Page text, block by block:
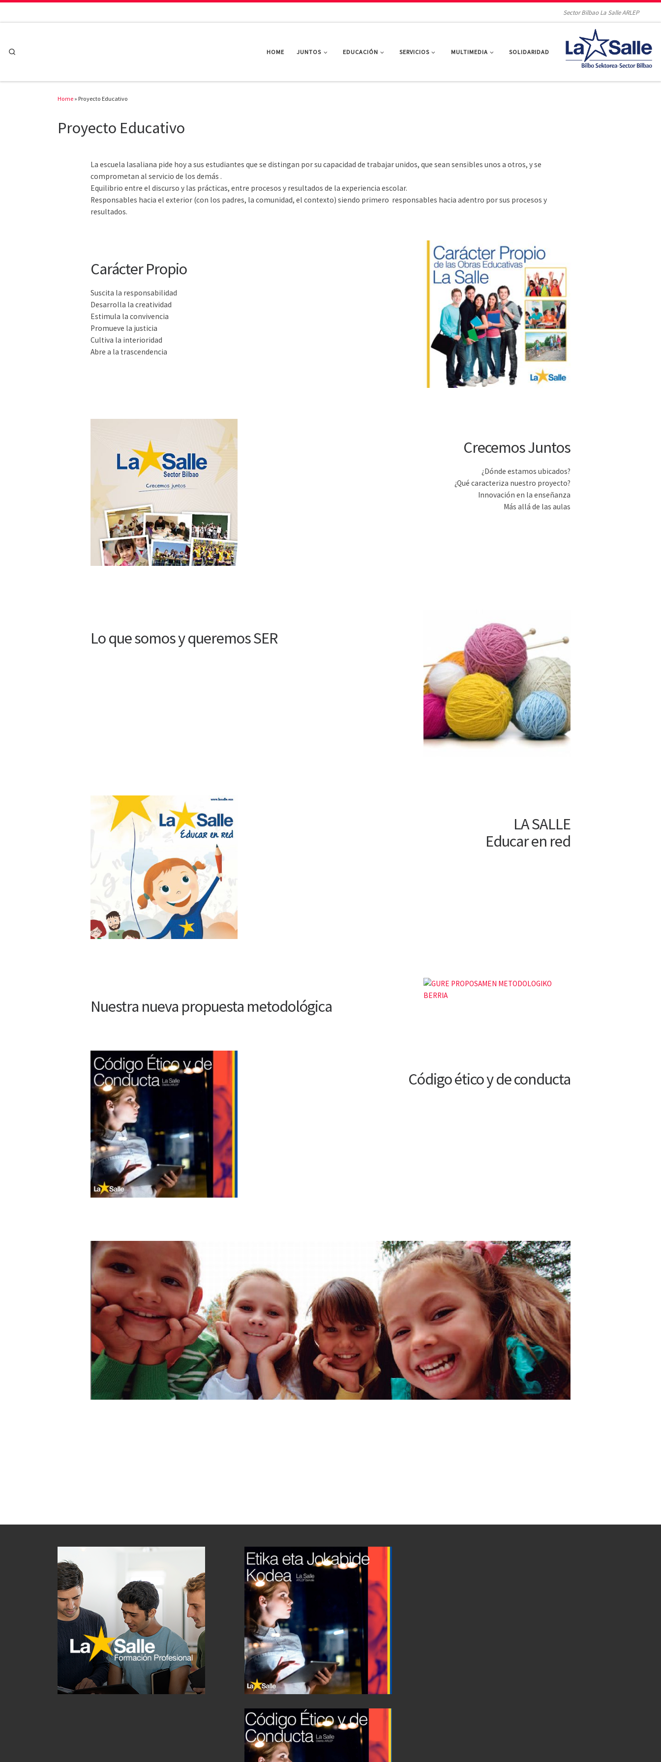
Sector Bilbao La Salle ARLEP
HOME JUNTOS EDUCACIÓN SERVICIOS MULTIMEDIA SOLIDARIDAD
Home » Proyecto Educativo
Proyecto Educativo
La escuela lasaliana pide hoy a sus estudiantes que se distingan por su capacidad de trabajar unidos, que sean sensibles unos a otros, y se
comprometan al servicio de los demás .
Equilibrio entre el discurso y las prácticas, entre procesos y resultados de la experiencia escolar.
Responsables hacia el exterior (con los padres, la comunidad, el contexto) siendo primero responsables hacia adentro por sus procesos y
resultados.
Carácter Propio
Suscita la responsabilidad
Desarrolla la creatividad
Estimula la convivencia
Promueve la justicia
Cultiva la interioridad
Abre a la trascendencia
Crecemos Juntos
¿Dónde estamos ubicados?
¿Qué caracteriza nuestro proyecto?
Innovación en la enseñanza
Más allá de las aulas
Lo que somos y queremos SER
LA SALLE
Educar en red
Nuestra nueva propuesta metodológica
Código ético y de conducta